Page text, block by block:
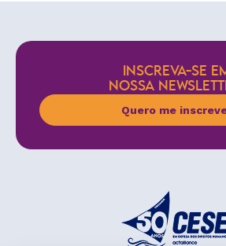
INSCREVA-SE
NOSSA
Quero me